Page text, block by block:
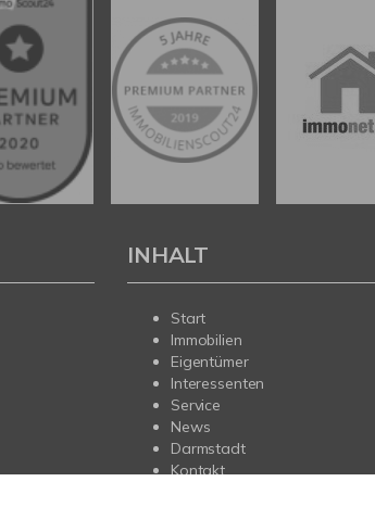
INHALT
Start
Immobilien
Eigentümer
Interessenten
Service
News
Darmstadt
Kontakt